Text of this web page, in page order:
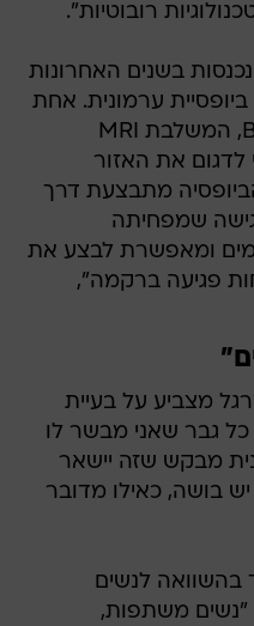
רובוטיות".
בשנים האחרונות
ערמונית. אחת
מהן היא Biobot Mona Lisa, המשלבת MRI
לדגום את האזור
מתבצעת דרך
שמפחיתה
ומאפשרת לבצע את
פגיעה ברקמה",
מצביע על בעיית
גבר שאני מבשר לו
מבקש שזה יישאר
בושה, כאילו מדובר
בהשוואה לנשים
משתפות,